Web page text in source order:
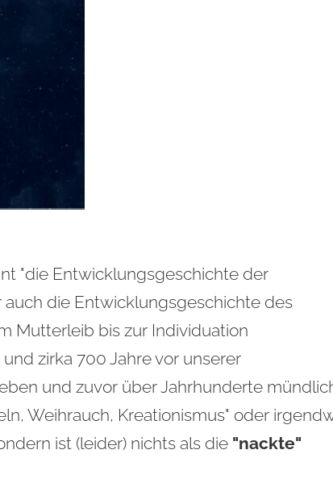
"die Entwicklungsgeschichte der
auch die Entwicklungsgeschichte des
Mutterleib bis zur Individuation
zirka 700 Jahre vor unserer
und zuvor über Jahrhunderte
Weihrauch, Kreationismus" oder
ist (leider) nichts als die "nackte"